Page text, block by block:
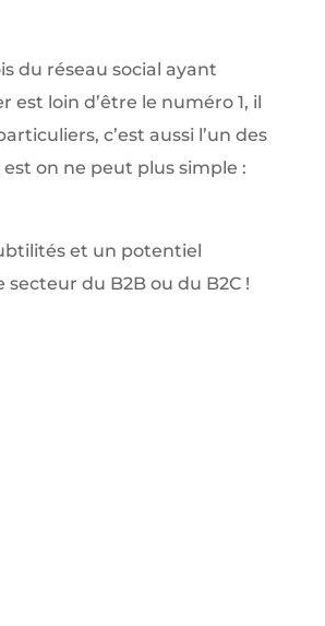
du réseau social ayant
loin d’être le numéro 1, il
c’est aussi l’un des
on ne peut plus simple :
et un potentiel
du B2B ou du B2C !